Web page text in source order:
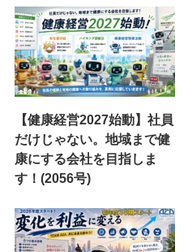
【健康経営2027始動】社員
だけじゃない。地域まで健
康にする会社を目指しま
す！(2056号)